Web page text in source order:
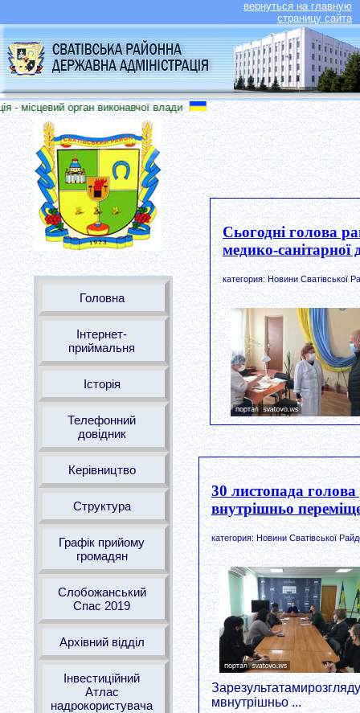
вернуться на главную
страницу сайта
- місцевий орган виконавчої влади
Головна
Інтернет-
приймальня
Історія
Телефонний
довідник
Керівництво
Структура
Графік прийому
громадян
Слобожанський
Спас 2019
Архівний відділ
Інвестиційний
Атлас
надрокористувача
Сьогодні голова
медико-санітарної
категория: Новини Сватівської
30 листопада голова
внутрішньо
категория: Новини Сватівської
мвнутрішньо ...